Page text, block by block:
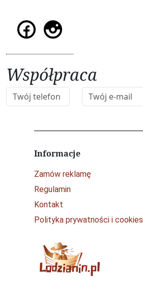
Współpraca
Informacje
Zamów reklamę
Regulamin
Kontakt
Polityka prywatności i cookies